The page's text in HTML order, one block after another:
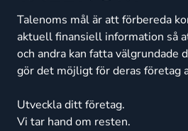
Talenoms mål är att förbereda
aktuell finansiell information så
och andra kan fatta välgrundade
gör det möjligt för deras företag
Utveckla ditt företag.
Vi tar hand om resten.